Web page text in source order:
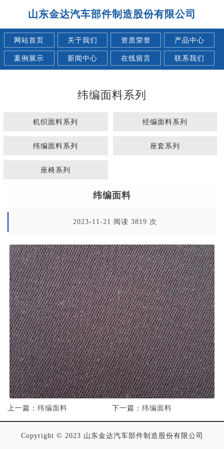
山东金达汽车部件制造股份有限公司
网站首页 关于我们 资质荣誉 产品中心
案例展示 新闻中心 在线留言 联系我们
纬编面料系列
机织面料系列 经编面料系列
纬编面料系列 座套系列
座椅系列
纬编面料
2023-11-21 阅读 3819 次
上一篇： 纬编面料 下一篇： 纬编面料
Copyright © 2023 山东金达汽车部件制造股份有限公司